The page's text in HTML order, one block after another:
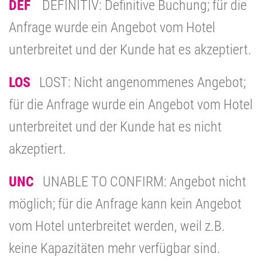
DEF
DEFINITIV: Definitive Buchung; für die
Anfrage wurde ein Angebot vom Hotel
unterbreitet und der Kunde hat es akzeptiert.
LOS
LOST: Nicht angenommenes Angebot;
für die Anfrage wurde ein Angebot vom Hotel
unterbreitet und der Kunde hat es nicht
akzeptiert.
UNC UNABLE TO CONFIRM: Angebot nicht
möglich; für die Anfrage kann kein Angebot
vom Hotel unterbreitet werden, weil z.B.
keine Kapazitäten mehr verfügbar sind.